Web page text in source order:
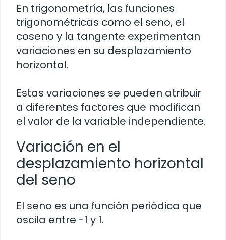
En trigonometría, las funciones
trigonométricas como el seno, el
coseno y la tangente experimentan
variaciones en su desplazamiento
horizontal.
Estas variaciones se pueden atribuir
a diferentes factores que modifican
el valor de la variable independiente.
Variación en el
desplazamiento horizontal
del seno
El seno es una función periódica que
oscila entre -1 y 1.